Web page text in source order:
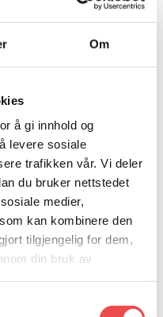
Om
å gi innhold og
levere sosiale
trafikken vår. Vi deler
du bruker nettstedet
medier,
kan kombinere den
tilgjengelig for dem,
din bruk av
Den
terrasse
ultimate løsningen for
en trygg, elegant og
en følelse av frihet
gir nødvendig
du har en stor
eller en kompakt
helhetsinntrykket.